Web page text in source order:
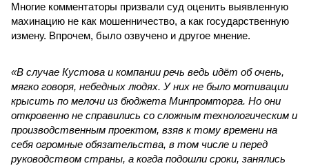
Многие комментаторы призвали суд оценить выявленную
махинацию не как мошенничество, а как государственную
измену. Впрочем, было озвучено и другое мнение.
«В случае Кустова и компании речь ведь идёт об очень,
мягко говоря, небедных людях. У них не было мотивации
крысить по мелочи из бюджета Минпромторга. Но они
откровенно не справились со сложным технологическим и
производственным проектом, взяв к тому времени на
себя огромные обязательства, в том числе и перед
руководством страны, а когда подошли сроки, занялись